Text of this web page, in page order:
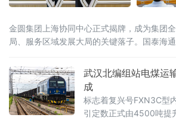
金圆集团上海协同中心正式揭牌，成为集团
局、服务区域发展大局的关键落子。国泰海
家金融机构，复旦大学、宁德时代等多家高
到场见证。上海是金融改革开放的前沿阵地
金融中心建设和长三角一体化发
武汉北编组站电煤运
成
标志着复兴号FXN3C型
引定数正式由4500吨提